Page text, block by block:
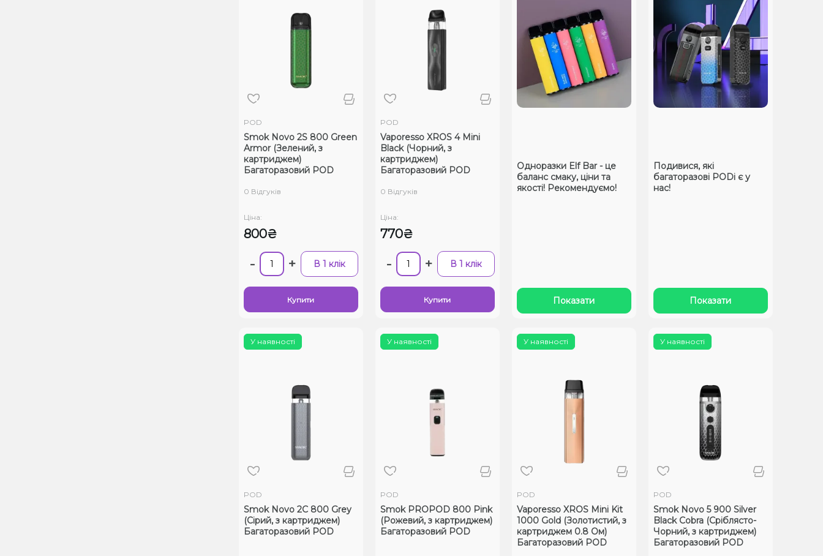
POD
Smok Novo 2S 800 Green
Armor (Зелений, з
картриджем)
Багаторазовий POD
0 Відгуків
Ціна:
800₴
- + В 1 клік
Купити
POD
Vaporesso XROS 4 Mini
Black (Чорний, з
картриджем)
Багаторазовий POD
0 Відгуків
Ціна:
770₴
- + В 1 клік
Купити
Одноразки Elf Bar - це
баланс смаку, ціни та
якості! Рекомендуємо!
Показати
Подивися, які
багаторазові PODі є у
нас!
Показати
У наявності
POD
Smok Novo 2C 800 Grey
(Сірий, з картриджем)
Багаторазовий POD
У наявності
POD
Smok PROPOD 800 Pink
(Рожевий, з картриджем)
Багаторазовий POD
У наявності
POD
Vaporesso XROS Mini Kit
1000 Gold (Золотистий, з
картриджем 0.8 Ом)
Багаторазовий POD
У наявності
POD
Smok Novo 5 900 Silver
Black Cobra (Сріблясто-
Чорний, з картриджем)
Багаторазовий POD